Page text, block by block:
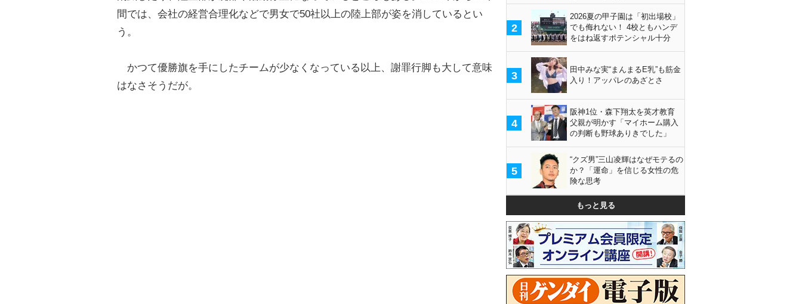
間では、会社の経営合理化などで男女で50社以上の陸上部が姿を消しているとい
う。
かつて優勝旗を手にしたチームが少なくなっている以上、謝罪行脚も大して意味
はなさそうだが。
2
2026夏の甲子園は「初出場校」
でも侮れない！ 4校ともハンデ
をはね返すポテンシャル十分
3
田中みな実“まんまるE乳”も筋金
入り！アッパレのあざとさ
4
阪神1位・森下翔太を英才教育
父親が明かす「マイホーム購入
の判断も野球ありきでした」
5
“クズ男”三山凌輝はなぜモテるの
か？「運命」を信じる女性の危
険な思考
もっと見る